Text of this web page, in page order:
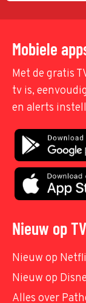
Mobiele
Met de gratis
tv is,
en alerts
Nieuw op
Nieuw op
Nieuw op
Alles over